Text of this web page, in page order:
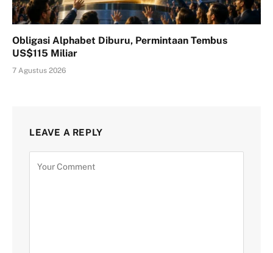
Obligasi Alphabet Diburu, Permintaan Tembus
US$115 Miliar
7 Agustus 2026
LEAVE A REPLY